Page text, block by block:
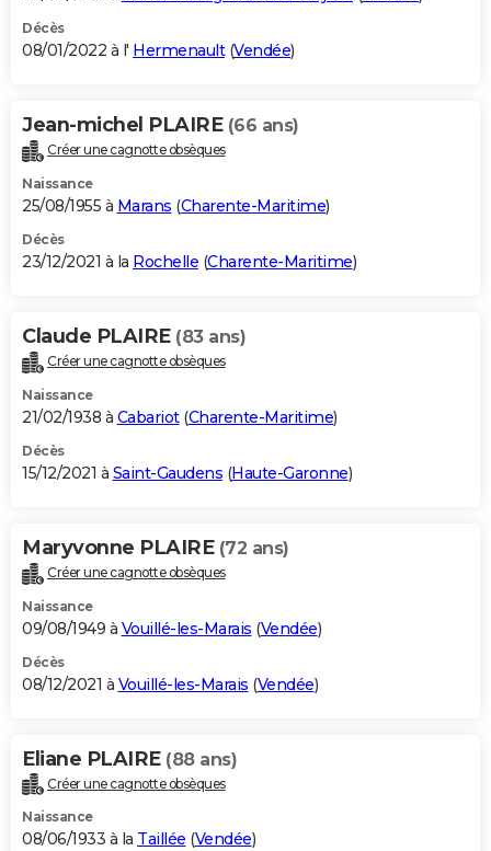
Décès
08/01/2022 à l' Hermenault(Vendée)
Jean-michel PLAIRE (66 ans)
Créer une cagnotte obsèques
Naissance
25/08/1955 à Marans (Charente-Maritime)
Décès
23/12/2021 à la Rochelle (Charente-Maritime)
Claude PLAIRE (83 ans)
Créer une cagnotte obsèques
Naissance
21/02/1938 à Cabariot(Charente-Maritime)
Décès
15/12/2021 à Saint-Gaudens (Haute-Garonne)
Maryvonne PLAIRE (72 ans)
Créer une cagnotte obsèques
Naissance
09/08/1949 à Vouillé-les-Marais (Vendée)
Décès
08/12/2021 à Vouillé-les-Marais (Vendée)
Eliane PLAIRE (88 ans)
Créer une cagnotte obsèques
Naissance
08/06/1933 à la Taillée (Vendée)